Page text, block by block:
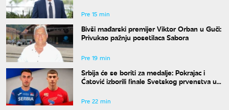
Pre 15 min
Bivši mađarski premijer Viktor Orban u Guči:
Privukao pažnju posetilaca Sabora
Pre 19 min
Srbija će se boriti za medalje: Pokrajac i
Ćatović izborili finale Svetskog prvenstva u
Pre 22 min